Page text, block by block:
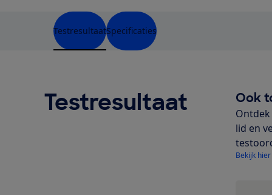
TestresultaatSpecificaties
Testresultaat Ook
lid en
Bekijk